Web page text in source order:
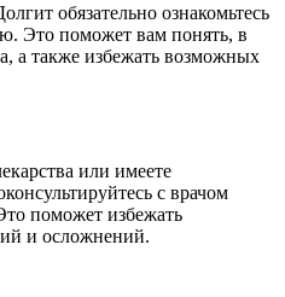
обязательно ознакомьтесь
Это поможет вам понять, в
а также избежать возможных
или имеете
с врачом
поможет избежать
и осложнений.